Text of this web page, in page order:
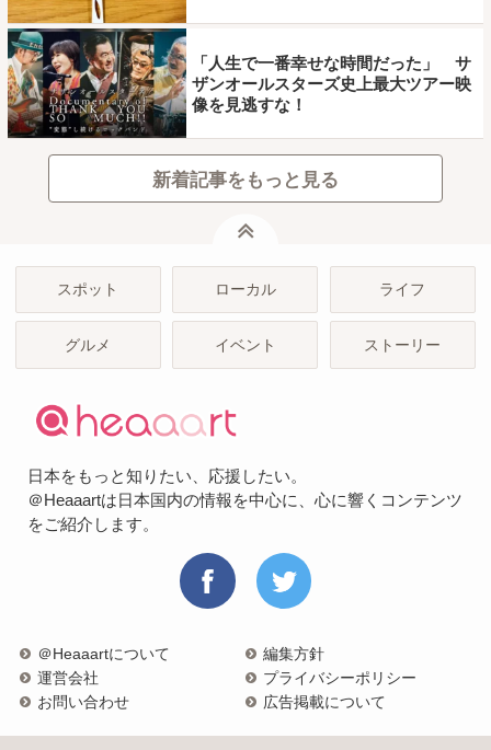
「人生で一番幸せな時間だった」 サ
ザンオールスターズ史上最大ツアー映
像を見逃すな！
新着記事をもっと見る
スポット ローカル ライフ
グルメ イベント ストーリー
日本をもっと知りたい、応援したい。
＠Heaaartは日本国内の情報を中心に、心に響くコンテンツ
をご紹介します。
＠Heaaartについて
編集方針
運営会社
プライバシーポリシー
お問い合わせ
広告掲載について